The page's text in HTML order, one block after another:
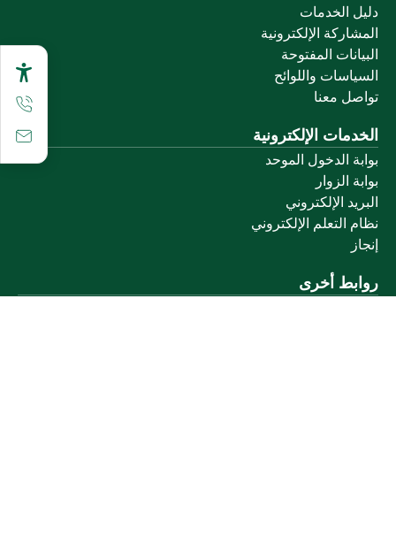
دليل الخدمات
المشاركة الإلكترونية
البيانات المفتوحة
السياسات واللوائح
تواصل معنا
الخدمات الإلكترونية
بوابة الدخول الموحد
بوابة الزوار
البريد الإلكتروني
نظام التعلم الإلكتروني
إنجاز
روابط أخرى